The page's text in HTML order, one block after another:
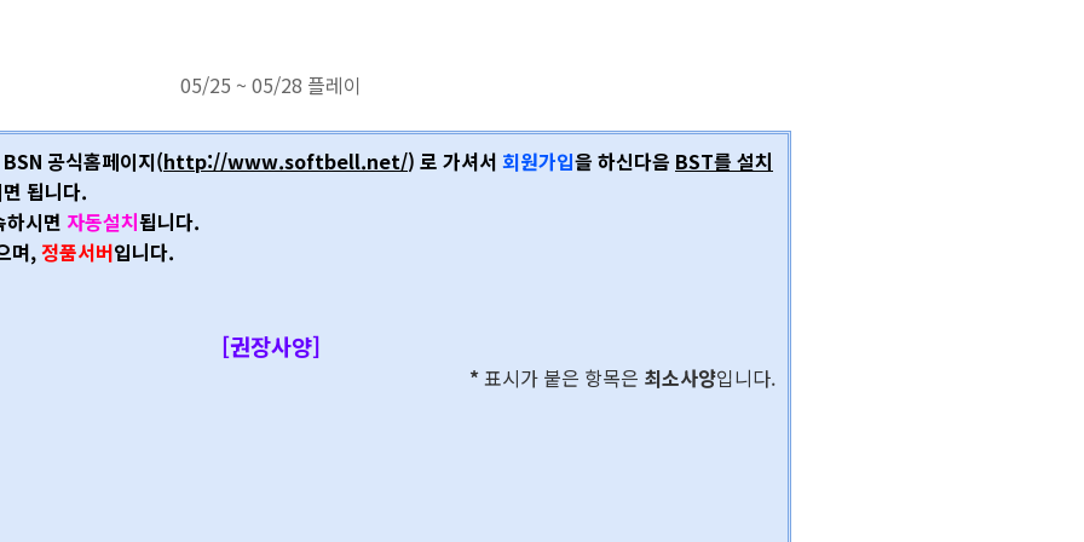
05/25 ~ 05/28 플레이
공식홈페이지(http://www.softbell.net/) 로 가셔서 회원가입을 하신다음 BST를 설치
됩니다.
하시면 자동설치됩니다.
며,정품서버입니다.
[권장사양]
*표시가 붙은 항목은 최소사양입니다.